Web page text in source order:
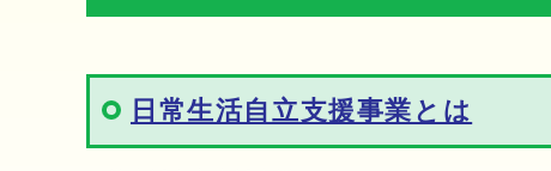
日常生活自立支援事業とは